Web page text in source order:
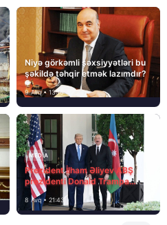
Niyə görkəmli şəxsiyyətləri bu
şəkildə təhqir etmək lazımdır?
9 Avq • 13:16
MEDİA
Prezident İlham Əliyev ABŞ
prezidenti Donald Trampa
məktubunda yazıb ki…
8 Avq • 21:43